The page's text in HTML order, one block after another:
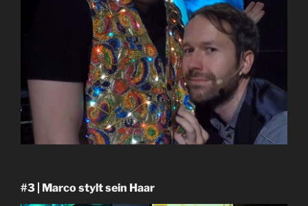
#3 | Marco stylt sein Haar